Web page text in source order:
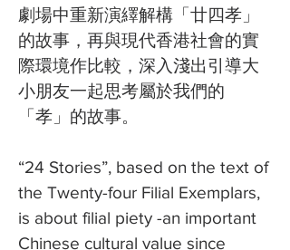
劇場中重新演繹解構「廿四孝」
的故事，再與現代香港社會的實
際環境作比較，深入淺出引導大
小朋友一起思考屬於我們的
「孝」的故事。
“24 Stories”, based on the text of
the Twenty-four Filial Exemplars,
is about filial piety -an important
Chinese cultural value since